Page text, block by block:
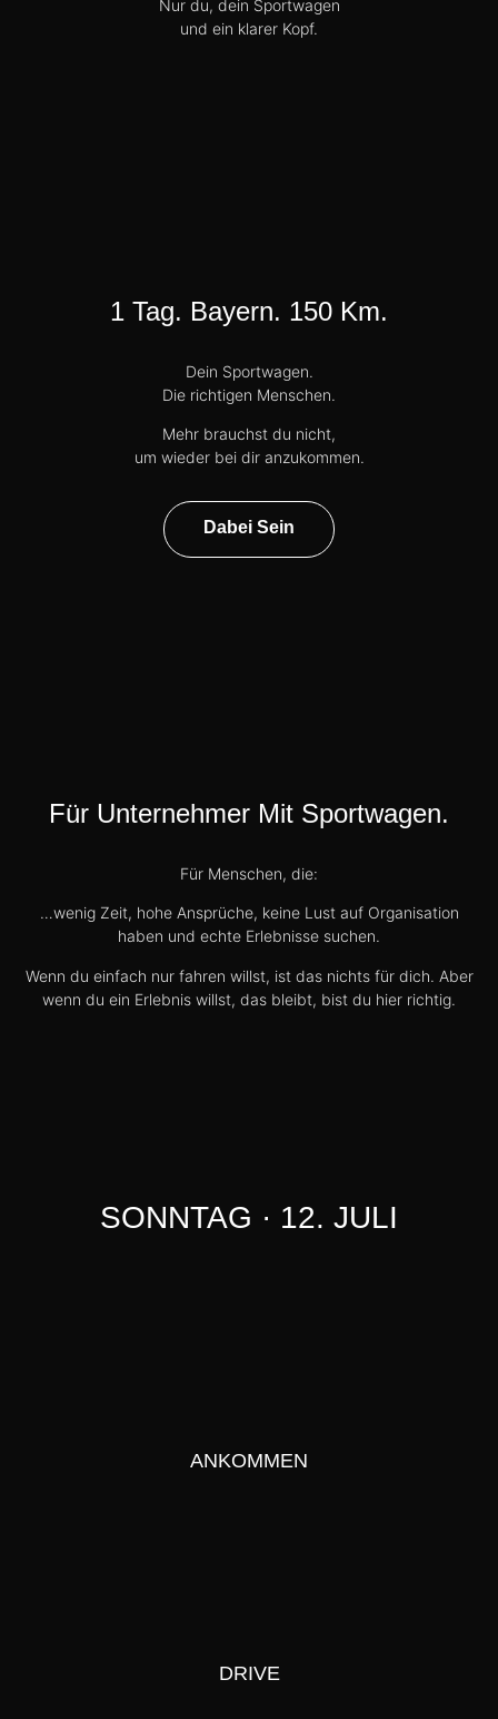
Nur du, dein Sportwagen
und ein klarer Kopf.
1 Tag. Bayern. 150 Km.
Dein Sportwagen.
Die richtigen Menschen.
Mehr brauchst du nicht,
um wieder bei dir anzukommen.
Dabei Sein
Für Unternehmer Mit Sportwagen.
Für Menschen, die:
…wenig Zeit, hohe Ansprüche, keine Lust auf Organisation
haben und echte Erlebnisse suchen.
Wenn du einfach nur fahren willst, ist das nichts für dich. Aber
wenn du ein Erlebnis willst, das bleibt, bist du hier richtig.
SONNTAG · 12. JULI
ANKOMMEN
DRIVE